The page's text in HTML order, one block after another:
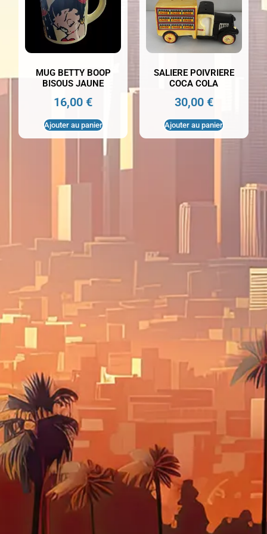
MUG BETTY BOOP
BISOUS JAUNE
16,00€
Ajouter au panier
SALIERE POIVRIERE
COCA COLA
30,00 €
Ajouter au panier